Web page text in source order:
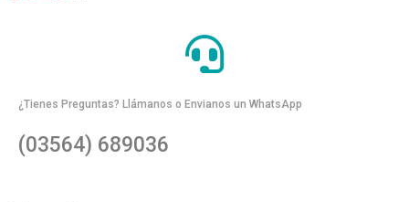
¿Tienes Preguntas? Llámanos o Envianos un WhatsApp
(03564) 689036